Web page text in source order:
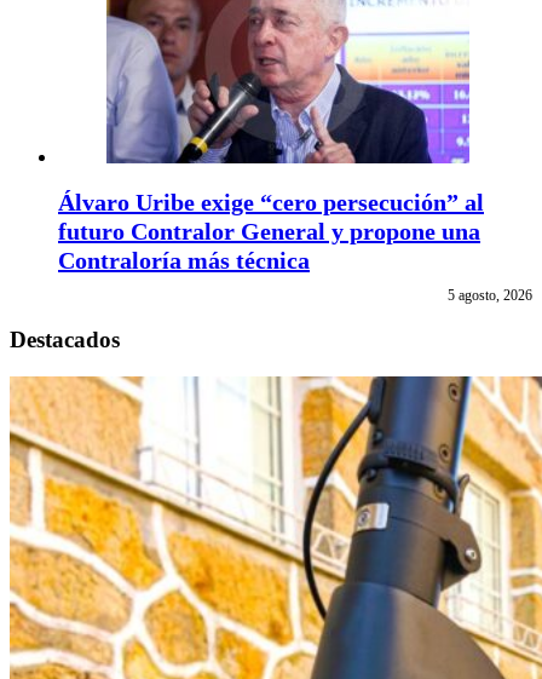
Álvaro Uribe exige “cero persecución” al
futuro Contralor General y propone una
Contraloría más técnica
5 agosto, 2026
Destacados